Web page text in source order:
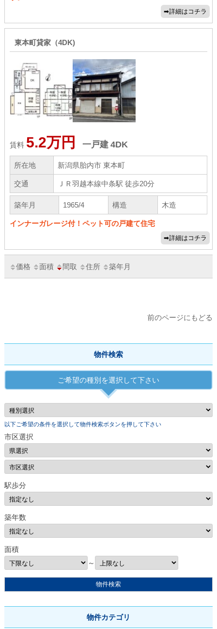
東本町貸家（4DK)
賃料 5.2万円 一戸建 4DK
所在地 新潟県胎内市 東本町
交通 ＪＲ羽越本線中条駅 徒歩20分
築年月 1965/4 構造 木造
インナーガレージ付！ペット可の戸建て住宅
価格 面積 間取 住所 築年月
前のページにもどる
物件検索
ご希望の種別を選択して下さい
以下ご希望の条件を選択して物件検索ボタンを押して下さい
市区選択
駅歩分
築年数
面積
～
物件カテゴリ